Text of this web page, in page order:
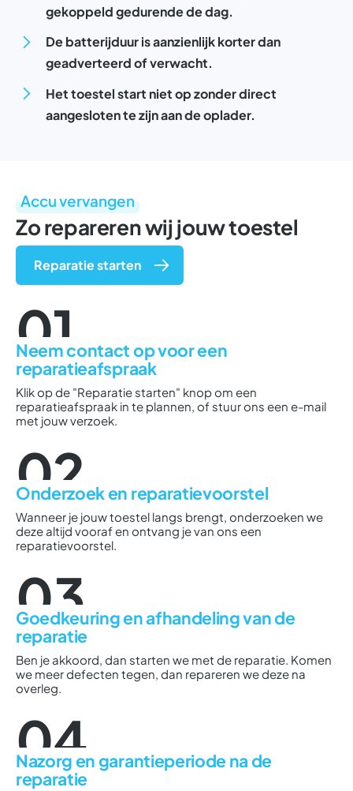
gekoppeld gedurende de dag.
De batterijduur is aanzienlijk korter dan
geadverteerd of verwacht.
Het toestel start niet op zonder direct
aangesloten te zijn aan de oplader.
Accu vervangen
Zo repareren wij jouw toestel
Reparatie starten
01
Neem contact op voor een
reparatieafspraak
Klik op de "Reparatie starten" knop om een
reparatieafspraak in te plannen, of stuur ons een e-mail
met jouw verzoek.
02
Onderzoek en reparatievoorstel
Wanneer je jouw toestel langs brengt, onderzoeken we
deze altijd vooraf en ontvang je van ons een
reparatievoorstel.
03
Goedkeuring en afhandeling van de
reparatie
Ben je akkoord, dan starten we met de reparatie. Komen
we meer defecten tegen, dan repareren we deze na
overleg.
04
Nazorg en garantieperiode na de
reparatie